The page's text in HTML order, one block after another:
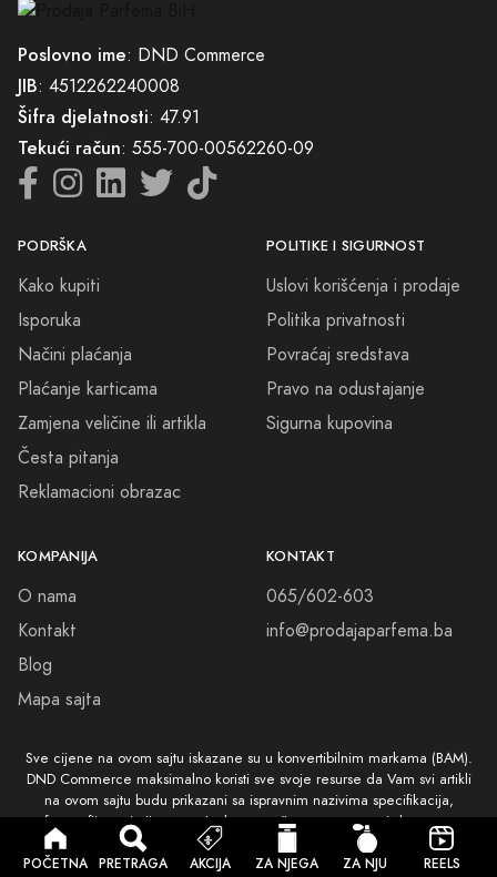
POČETNA PRETRAGA AKCIJA ZA NJEGA ZA NJU REELS
Poslovno ime: DND Commerce
JIB: 4512262240008
Šifra djelatnosti: 47.91
Tekući račun: 555-700-00562260-09
PODRŠKA
Kako kupiti
Isporuka
Načini plaćanja
Plaćanje karticama
Zamjena veličine ili artikla
Česta pitanja
Reklamacioni obrazac
POLITIKE I SIGURNOST
Uslovi korišćenja i prodaje
Politika privatnosti
Povraćaj sredstava
Pravo na odustajanje
Sigurna kupovina
KOMPANIJA
O nama
Kontakt
Blog
Mapa sajta
KONTAKT
065/602-603
info@prodajaparfema.ba
Sve cijene na ovom sajtu iskazane su u konvertibilnim markama (BAM).
DND Commerce maksimalno koristi sve svoje resurse da Vam svi artikli
na ovom sajtu budu prikazani sa ispravnim nazivima specifikacija,
fotografijama i cijenama. Ipak, ne možemo garantovati da su sve
navedene informacije i fotografije artikala na ovom sajtu u potpunosti
ispravne